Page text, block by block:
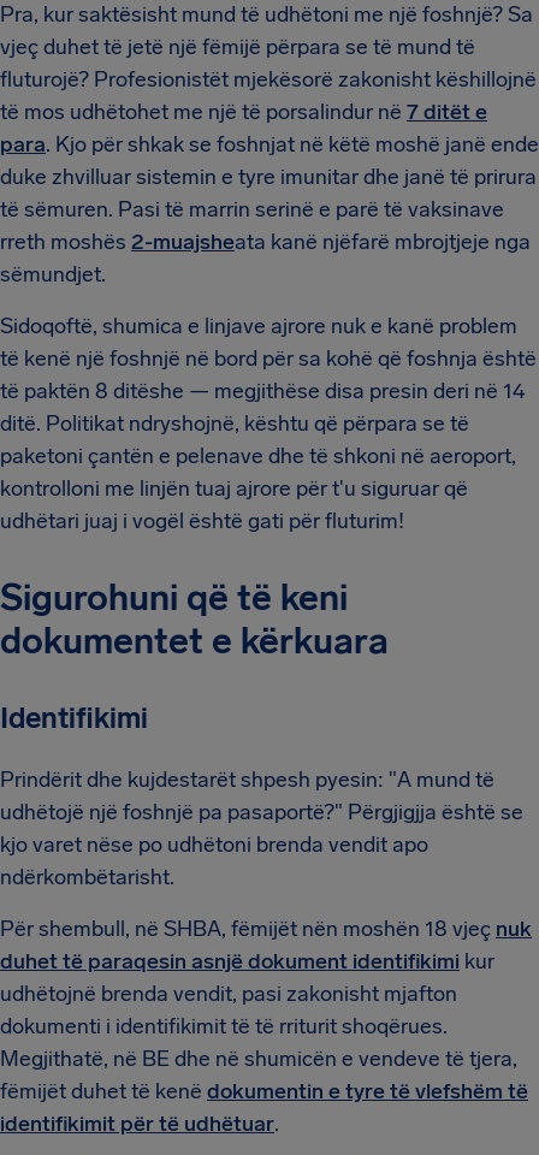
Pra, kur saktësisht mund të udhëtoni me një foshnjë? Sa
vjeç duhet të jetë një fëmijë përpara se të mund të
fluturojë? Profesionistët mjekësorë zakonisht këshillojnë
të mos udhëtohet me një të porsalindur në 7 ditët e
para. Kjo për shkak se foshnjat në këtë moshë janë ende
duke zhvilluar sistemin e tyre imunitar dhe janë të prirura
të sëmuren. Pasi të marrin serinë e parë të vaksinave
rreth moshës 2-muajsheata kanë njëfarë mbrojtjeje nga
sëmundjet.
Sidoqoftë, shumica e linjave ajrore nuk e kanë problem
të kenë një foshnjë në bord për sa kohë që foshnja është
të paktën 8 ditëshe — megjithëse disa presin deri në 14
ditë. Politikat ndryshojnë, kështu që përpara se të
paketoni çantën e pelenave dhe të shkoni në aeroport,
kontrolloni me linjën tuaj ajrore për t'u siguruar që
udhëtari juaj i vogël është gati për fluturim!
Sigurohuni që të keni
dokumentet e kërkuara
Identifikimi
Prindërit dhe kujdestarët shpesh pyesin: "A mund të
udhëtojë një foshnjë pa pasaportë?" Përgjigjja është se
kjo varet nëse po udhëtoni brenda vendit apo
ndërkombëtarisht.
Për shembull, në SHBA, fëmijët nën moshën 18 vjeç nuk
duhet të paraqesin asnjë dokument identifikimi kur
udhëtojnë brenda vendit, pasi zakonisht mjafton
dokumenti i identifikimit të të rriturit shoqërues.
Megjithatë, në BE dhe në shumicën e vendeve të tjera,
fëmijët duhet të kenë dokumentin e tyre të vlefshëm të
identifikimit për të udhëtuar.